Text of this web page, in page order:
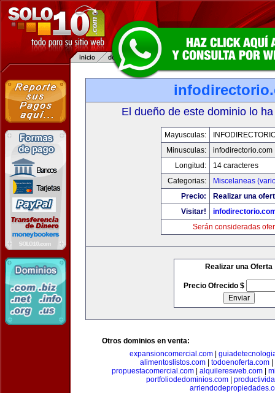
El dueño de este dominio lo
Mayusculas:
Minusculas:
infodirectorio.com
Longitud:
14 caracteres
Categorias:
Miscelaneas
Precio:
Realizar una
Visitar!
Serán consideradas
Realizar una Oferta
Precio Ofrecido $
Otros dominios en venta:
expansioncomercial.com|
alimentoslistos.com| todoenoferta.com|
propuestacomercial.com
alquileresweb.com
portfoliodedominios.com